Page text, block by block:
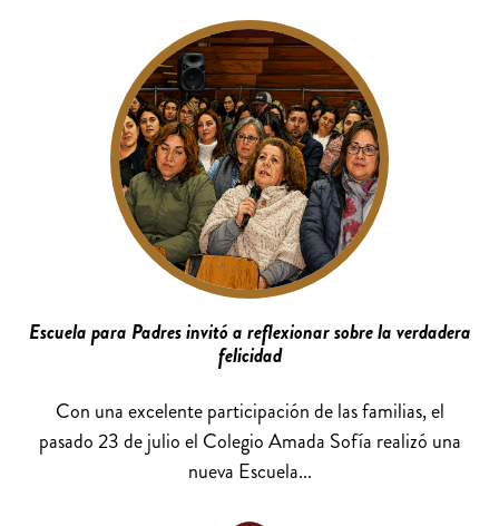
Escuela para Padres invitó a reflexionar sobre la verdadera
felicidad
Con una excelente participación de las familias, el
pasado 23 de julio el Colegio Amada Sofía realizó una
nueva Escuela...